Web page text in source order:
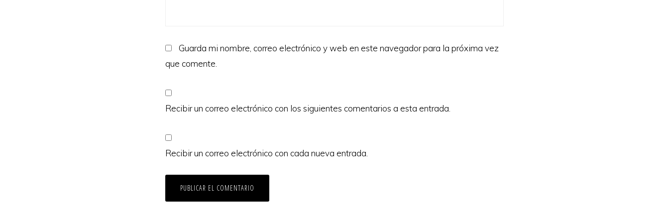
Guarda mi nombre, correo electrónico y web en este navegador para la próxima vez
que comente.
Recibir un correo electrónico con los siguientes comentarios a esta entrada.
Recibir un correo electrónico con cada nueva entrada.